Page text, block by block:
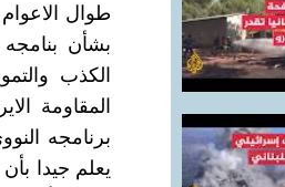
طوال
بشأن
الکذب
المقاومة
برنامجه
يعلم جيدا